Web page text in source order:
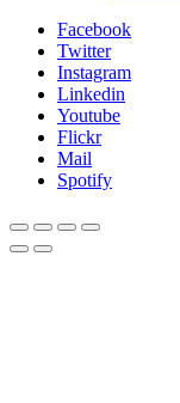
Facebook
Twitter
Instagram
Linkedin
Youtube
Flickr
Mail
Spotify